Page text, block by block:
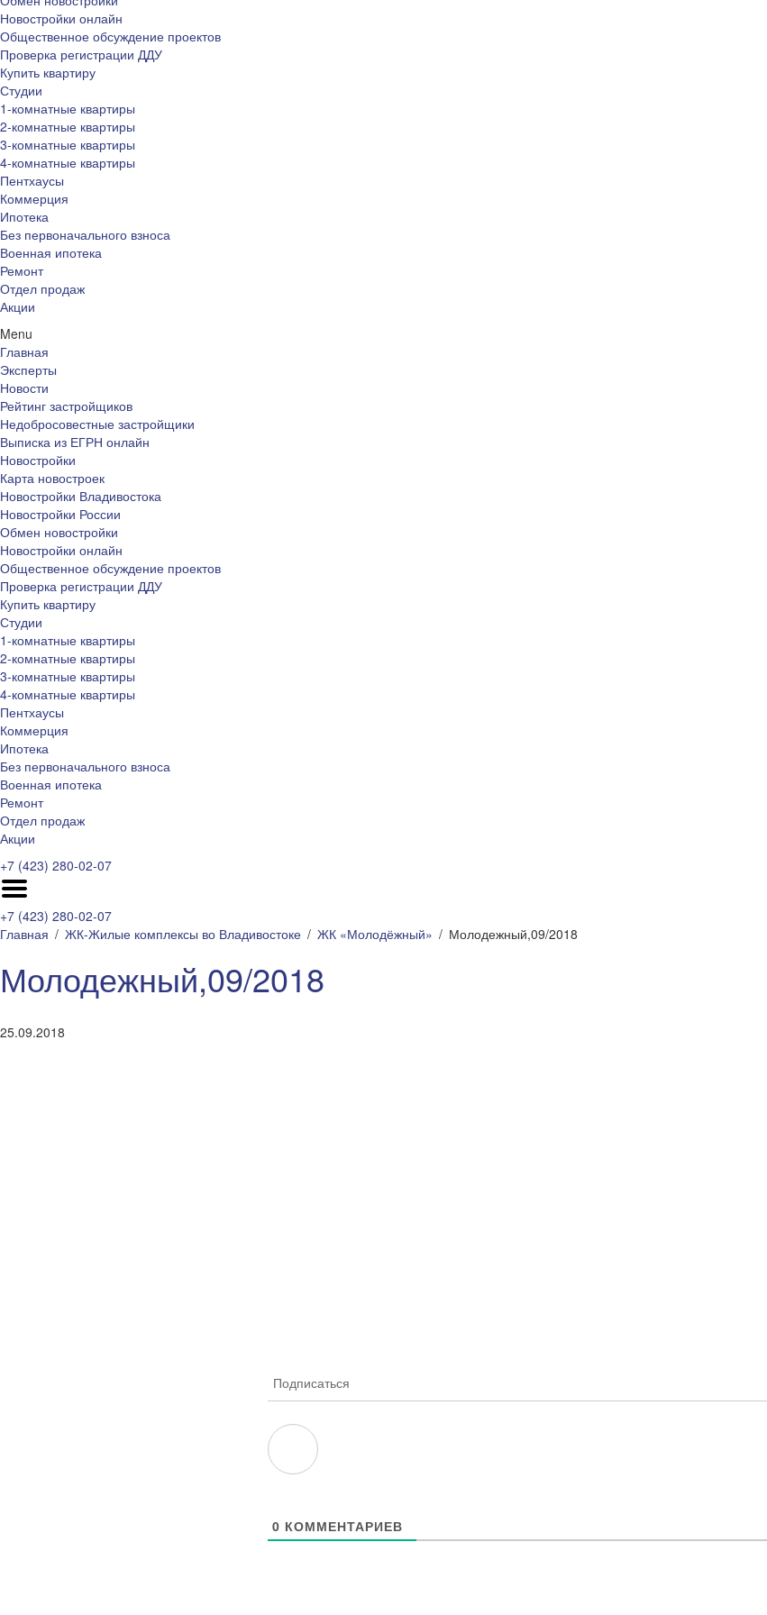
Новостройки онлайн
Общественное обсуждение проектов
Проверка регистрации ДДУ
Купить квартиру
Студии
1-комнатные квартиры
2-комнатные квартиры
3-комнатные квартиры
4-комнатные квартиры
Пентхаусы
Коммерция
Ипотека
Без первоначального взноса
Военная ипотека
Ремонт
Отдел продаж
Акции
Menu
Главная
Эксперты
Новости
Рейтинг застройщиков
Недобросовестные застройщики
Выписка из ЕГРН онлайн
Новостройки
Карта новостроек
Новостройки Владивостока
Новостройки России
Обмен новостройки
Новостройки онлайн
Общественное обсуждение проектов
Проверка регистрации ДДУ
Купить квартиру
Студии
1-комнатные квартиры
2-комнатные квартиры
3-комнатные квартиры
4-комнатные квартиры
Пентхаусы
Коммерция
Ипотека
Без первоначального взноса
Военная ипотека
Ремонт
Отдел продаж
Акции
+7 (423) 280-02-07
+7 (423) 280-02-07
Главная
ЖК-Жилые комплексы во Владивостоке ЖК «Молодёжный» Молодежный,09/2018
Молодежный,09/2018
25.09.2018
Подписаться
0 КОММЕНТАРИЕВ